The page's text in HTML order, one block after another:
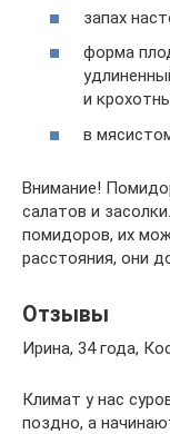
запах
форма
и
в
Внимание!
салатов и
помидоров, их
расстояния, они
Отзывы
Ирина, 34 года,
Климат у нас
поздно, а